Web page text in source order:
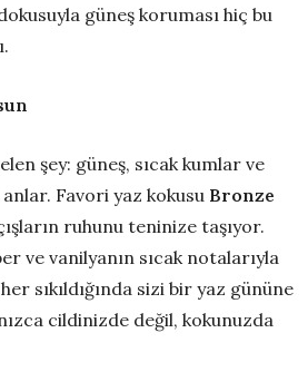
güneş koruması hiç bu
şey: güneş, sıcak kumlar ve
Favori yaz kokusu Bronze
ruhunu teninize taşıyor.
ve vanilyanın sıcak notalarıyla
sıkıldığında sizi bir yaz gününe
cildinizde değil, kokunuzda